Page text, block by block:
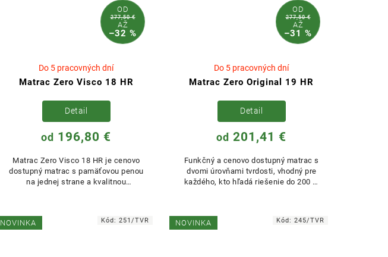
OD
277,50 €
AŽ
–32 %
Matrac Zero Visco 18 HR
Do 5 pracovných dní
od 196,80 €
Detail
Matrac Zero Visco 18 HR je cenovo
dostupný matrac s pamäťovou penou
na jednej strane a kvalitnou
OD
277,50 €
AŽ
–31 %
Matrac Zero Original 19 HR
Do 5 pracovných dní
od 201,41 €
Detail
Funkčný a cenovo dostupný matrac s
dvomi úrovňami tvrdosti, vhodný pre
každého, kto hľadá riešenie do 200 €.
NOVINKA Kód:251/TVR NOVINKA Kód:245/TVR